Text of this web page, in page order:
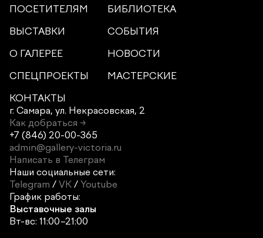
ПОСЕТИТЕЛЯМ
БИБЛИОТЕКА
ВЫСТАВКИ
СОБЫТИЯ
О ГАЛЕРЕЕ
НОВОСТИ
СПЕЦПРОЕКТЫ
МАСТЕРСКИЕ
КОНТАКТЫ
г. Самара, ул. Некрасовская, 2
Как добраться →
+7 (846) 20-00-365
admin@gallery-victoria.ru
Написать в Телеграм
Наши социальные сети:
Telegram / VK / Youtube
График работы:
Выставочные залы
Вт-вс: 11:00–21:00